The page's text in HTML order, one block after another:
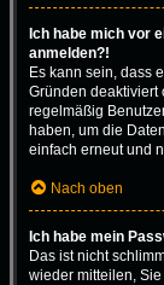
Ich habe mich vor
anmelden?!
Es kann sein, dass
Gründen deaktiviert
regelmäßig
haben, um die
einfach erneut und
Nach oben
Ich habe mein
Das ist nicht
wieder mitteilen,